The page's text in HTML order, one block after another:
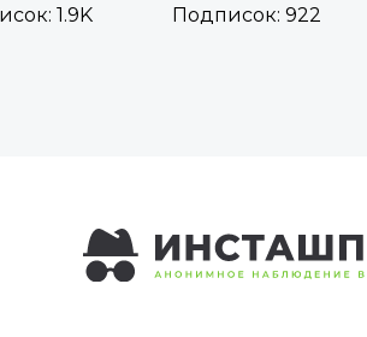
1.9K
Подписок: 922